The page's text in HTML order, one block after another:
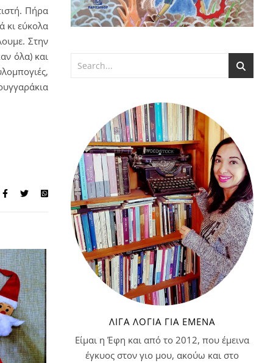
Πήρα
κι εύκολα
Στην
όλα) και
ΛΊΓΑ ΛΌΓΙΑ ΓΙΑ ΕΜΈΝΑ
Είμαι η Έφη και από το 2012, που έμεινα
έγκυος στον γιο μου, ακούω και στο